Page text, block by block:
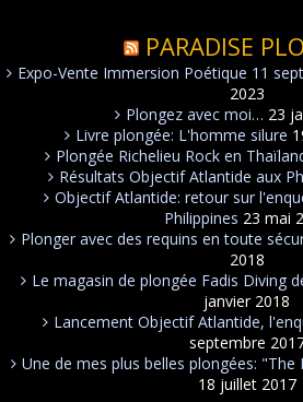
PARADISE
Expo-Vente Immersion Poétique 11
2023
Plongez avec moi… 23
Livre plongée: L'homme silure
Plongée Richelieu Rock en
Résultats Objectif Atlantide aux
Objectif Atlantide: retour sur
Philippines 23 mai
Plonger avec des requins en toute
2018
Le magasin de plongée Fadis Diving
janvier 2018
Lancement Objectif Atlantide,
septembre
Une de mes plus belles plongées:
18 juillet 2017